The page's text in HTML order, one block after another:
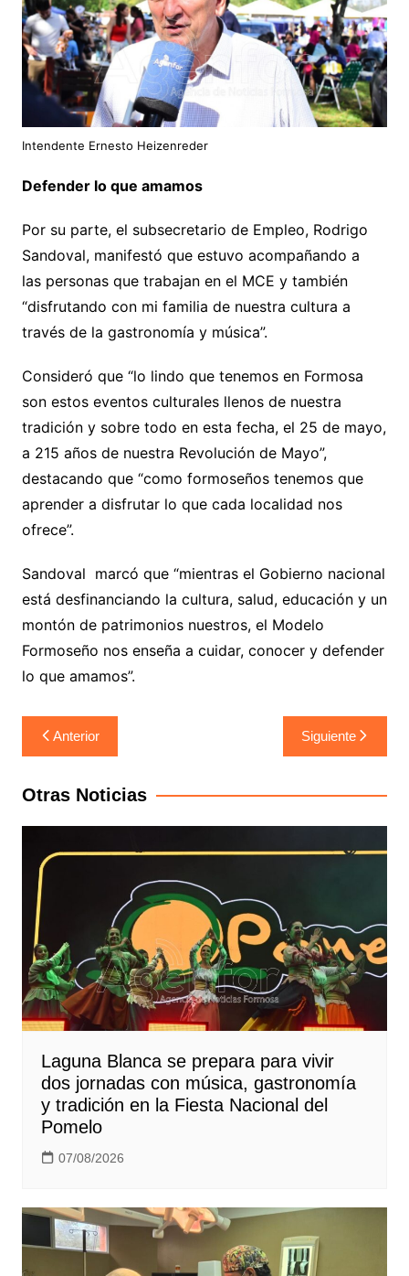
Intendente Ernesto Heizenreder
Defender lo que amamos
Por su parte, el subsecretario de Empleo, Rodrigo
Sandoval, manifestó que estuvo acompañando a
las personas que trabajan en el MCE y también
“disfrutando con mi familia de nuestra cultura a
través de la gastronomía y música”.
Consideró que “lo lindo que tenemos en Formosa
son estos eventos culturales llenos de nuestra
tradición y sobre todo en esta fecha, el 25 de mayo,
a 215 años de nuestra Revolución de Mayo”,
destacando que “como formoseños tenemos que
aprender a disfrutar lo que cada localidad nos
ofrece”.
Sandoval marcó que “mientras el Gobierno nacional
está desfinanciando la cultura, salud, educación y un
montón de patrimonios nuestros, el Modelo
Formoseño nos enseña a cuidar, conocer y defender
lo que amamos”.
Navegación
de
entradas
Anterior Siguiente
Otras Noticias
Laguna Blanca se prepara para vivir
dos jornadas con música, gastronomía
y tradición en la Fiesta Nacional del
Pomelo
07/08/2026